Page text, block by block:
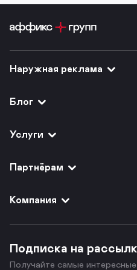
Наружная реклама
Блог
Услуги
Партнёрам
Компания
Подписка на
Получайте самые